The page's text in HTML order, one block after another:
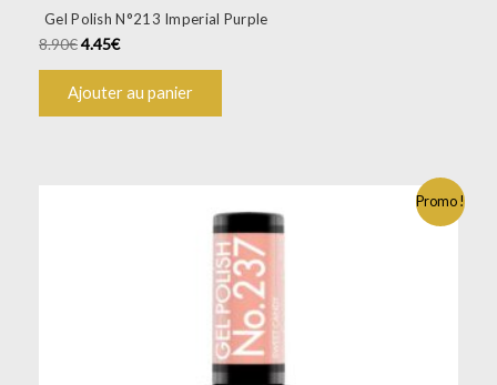
Gel Polish N°213 Imperial Purple
8.90€4.45€
Ajouter au panier
Promo !